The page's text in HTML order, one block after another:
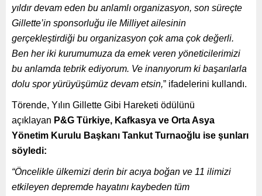
yıldır devam eden bu anlamlı organizasyon, son süreçte
Gillette’in sponsorluğu ile Milliyet ailesinin
gerçekleştirdiği bu organizasyon çok ama çok değerli.
Ben her iki kurumumuza da emek veren yöneticilerimizi
bu anlamda tebrik ediyorum. Ve inanıyorum ki başarılarla
dolu spor yürüyüşümüz devam etsin,” ifadelerini kullandı.
Törende, Yılın Gillette Gibi Hareketi ödülünü
açıklayan P&G Türkiye, Kafkasya ve Orta Asya
Yönetim Kurulu Başkanı Tankut Turnaoğlu ise şunları
söyledi:
“Öncelikle ülkemizi derin bir acıya boğan ve 11 ilimizi
etkileyen depremde hayatını kaybeden tüm